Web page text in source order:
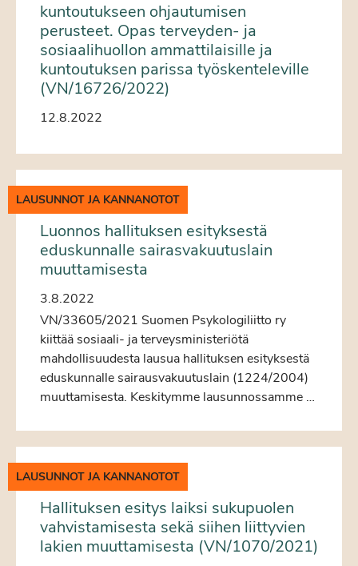
kuntoutukseen ohjautumisen
perusteet. Opas terveyden- ja
sosiaalihuollon ammattilaisille ja
kuntoutuksen parissa työskenteleville
(VN/16726/2022)
12.8.2022
LAUSUNNOT JA KANNANOTOT
Luonnos hallituksen esityksestä
eduskunnalle sairasvakuutuslain
muuttamisesta
3.8.2022
VN/33605/2021 Suomen Psykologiliitto ry
kiittää sosiaali- ja terveysministeriötä
mahdollisuudesta lausua hallituksen esityksestä
eduskunnalle sairausvakuutuslain (1224/2004)
muuttamisesta. Keskitymme lausunnossamme …
LAUSUNNOT JA KANNANOTOT
Hallituksen esitys laiksi sukupuolen
vahvistamisesta sekä siihen liittyvien
lakien muuttamisesta (VN/1070/2021)